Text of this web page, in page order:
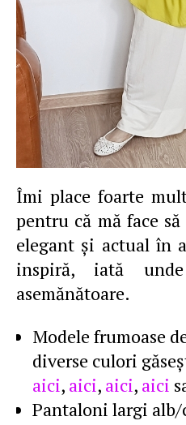
Îmi place foarte
pentru că mă face
elegant şi actual în
inspiră, iată
asemănătoare.
Modele frumoase
diverse culori
aici, aici, aici, aici
Pantaloni largi alb/